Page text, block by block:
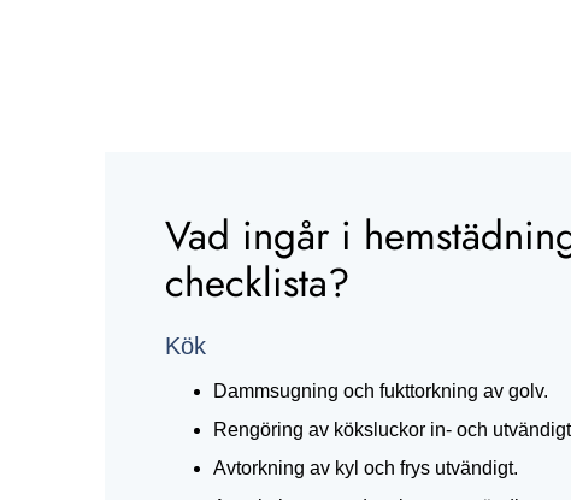
Vad ingår i
checklista?
Kök
Dammsugning och fukttorkning av golv.
Rengöring av köksluckor in- och
Avtorkning av kyl och frys utvändigt.